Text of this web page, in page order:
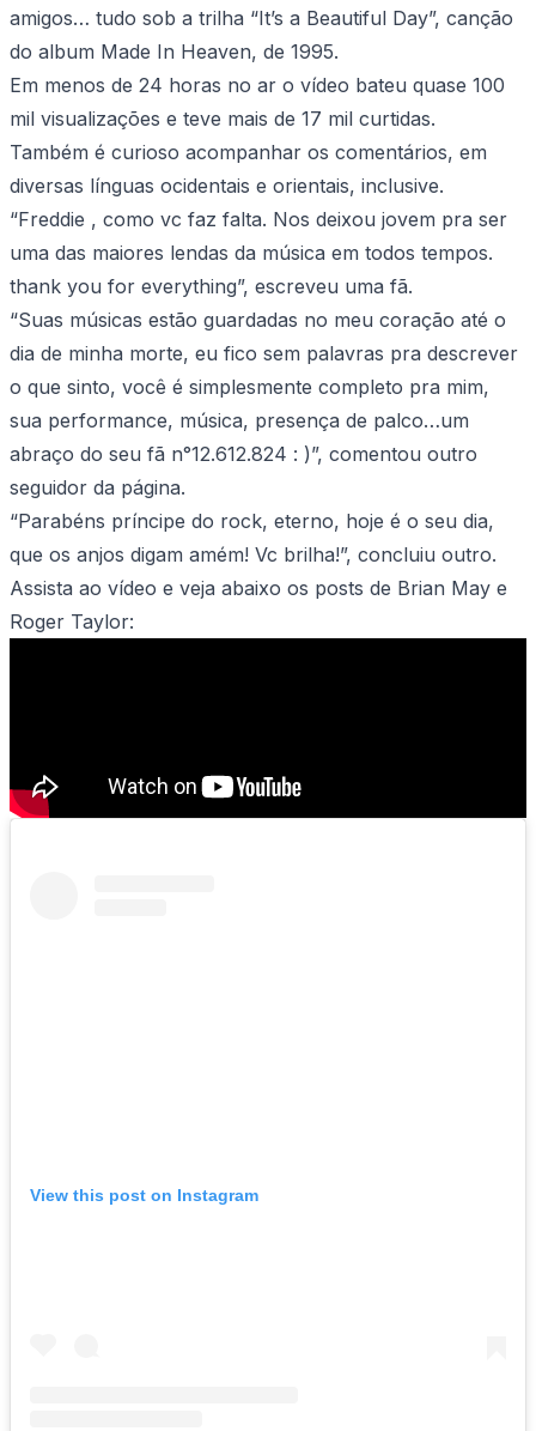
amigos… tudo sob a trilha “It’s a Beautiful Day”, canção
do album Made In Heaven, de 1995.
Em menos de 24 horas no ar o vídeo bateu quase 100
mil visualizações e teve mais de 17 mil curtidas.
Também é curioso acompanhar os comentários, em
diversas línguas ocidentais e orientais, inclusive.
“Freddie , como vc faz falta. Nos deixou jovem pra ser
uma das maiores lendas da música em todos tempos.
thank you for everything”, escreveu uma fã.
“Suas músicas estão guardadas no meu coração até o
dia de minha morte, eu fico sem palavras pra descrever
o que sinto, você é simplesmente completo pra mim,
sua performance, música, presença de palco…um
abraço do seu fã n°12.612.824 : )”, comentou outro
seguidor da página.
“Parabéns príncipe do rock, eterno, hoje é o seu dia,
que os anjos digam amém! Vc brilha!”, concluiu outro.
Assista ao vídeo e veja abaixo os posts de Brian May e
Roger Taylor:
View this post on Instagram